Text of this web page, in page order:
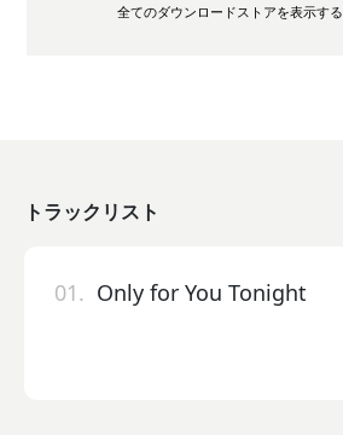
全てのダウンロードストアを表示する
トラックリスト
01. Only for You Tonight